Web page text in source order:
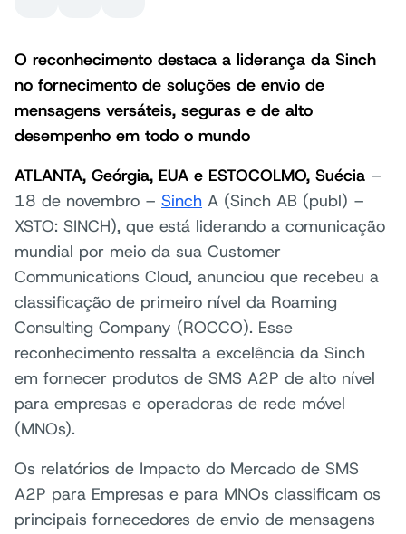
O reconhecimento destaca a liderança da Sinch
no fornecimento de soluções de envio de
mensagens versáteis, seguras e de alto
desempenho em todo o mundo
ATLANTA, Geórgia, EUA e ESTOCOLMO, Suécia –
18 de novembro – Sinch A (Sinch AB (publ) –
XSTO: SINCH), que está liderando a comunicação
mundial por meio da sua Customer
Communications Cloud, anunciou que recebeu a
classificação de primeiro nível da Roaming
Consulting Company (ROCCO). Esse
reconhecimento ressalta a excelência da Sinch
em fornecer produtos de SMS A2P de alto nível
para empresas e operadoras de rede móvel
(MNOs).
Os relatórios de Impacto do Mercado de SMS
A2P para Empresas e para MNOs classificam os
principais fornecedores de envio de mensagens